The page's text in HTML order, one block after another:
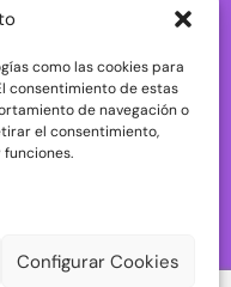
como las cookies para
consentimiento de estas
de navegación o
el consentimiento,
Configurar Cookies
de privacidad
mis datos para
del
con la finalidad de
o petición. Puedes
tus datos, así como
la
sobre